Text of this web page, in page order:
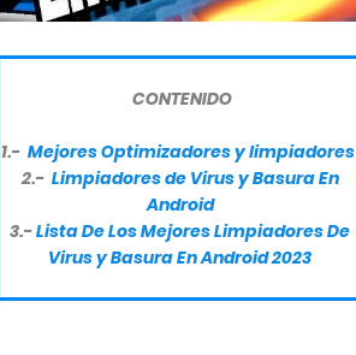
CONTENIDO
1.- Mejores Optimizadores y limpiadores
2.- Limpiadores de Virus y Basura En
Android
3.-Lista De Los Mejores Limpiadores De
Virus y Basura En Android 2023